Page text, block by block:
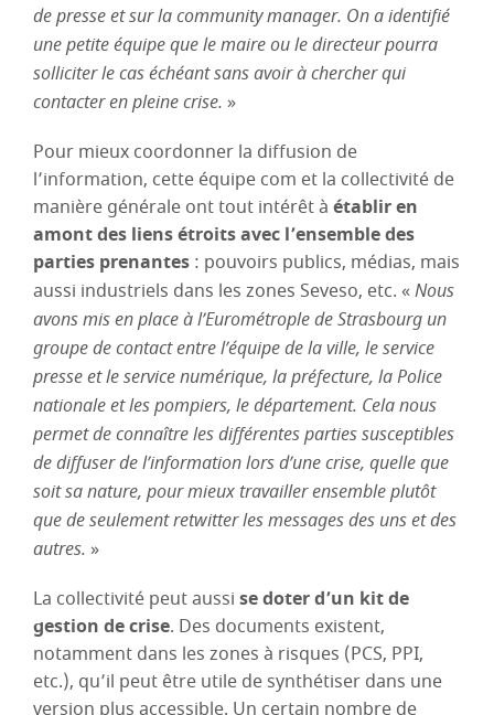
de presse et sur la community manager. On a identifié
une petite équipe que le maire ou le directeur pourra
solliciter le cas échéant sans avoir à chercher qui
contacter en pleine crise. »
Pour mieux coordonner la diffusion de
l’information, cette équipe com et la collectivité de
manière générale ont tout intérêt à établir en
amont des liens étroits avec l’ensemble des
parties prenantes : pouvoirs publics, médias, mais
aussi industriels dans les zones Seveso, etc. «Nous
avons mis en place à l’Eurométrople de Strasbourg un
groupe de contact entre l’équipe de la ville, le service
presse et le service numérique, la préfecture, la Police
nationale et les pompiers, le département. Cela nous
permet de connaître les différentes parties susceptibles
de diffuser de l’information lors d’une crise, quelle que
soit sa nature, pour mieux travailler ensemble plutôt
que de seulement retwitter les messages des uns et des
autres. »
La collectivité peut aussi se doter d’un kit de
gestion de crise. Des documents existent,
notamment dans les zones à risques (PCS, PPI,
etc.), qu’il peut être utile de synthétiser dans une
version plus accessible. Un certain nombre de